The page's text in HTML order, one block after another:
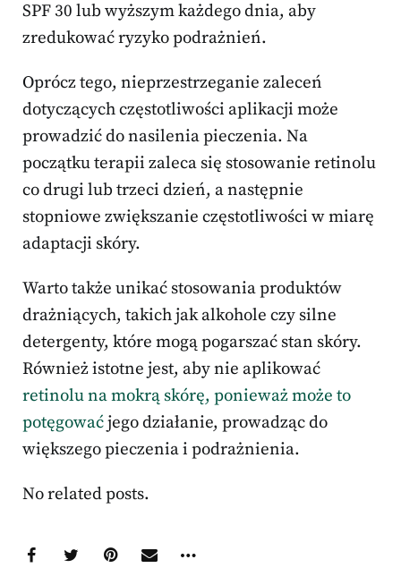
SPF 30 lub wyższym każdego dnia, aby
zredukować ryzyko podrażnień.
Oprócz tego, nieprzestrzeganie zaleceń
dotyczących częstotliwości aplikacji może
prowadzić do nasilenia pieczenia. Na
początku terapii zaleca się stosowanie retinolu
co drugi lub trzeci dzień, a następnie
stopniowe zwiększanie częstotliwości w miarę
adaptacji skóry.
Warto także unikać stosowania produktów
drażniących, takich jak alkohole czy silne
detergenty, które mogą pogarszać stan skóry.
Również istotne jest, aby nie aplikować
retinolu na mokrą skórę, ponieważ może to
potęgowaćjego działanie, prowadząc do
większego pieczenia i podrażnienia.
No related posts.